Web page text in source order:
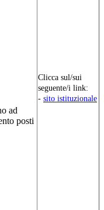
Clicca sul/sui
seguente/i link:
- sito istituzionale
ad
posti